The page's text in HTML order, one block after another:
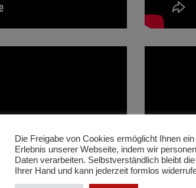
Die Freigabe von Cookies ermöglicht Ihnen
Erlebnis unserer Webseite, indem wir
Daten verarbeiten. Selbstverständlich bleibt
Ihrer Hand und kann jederzeit formlos